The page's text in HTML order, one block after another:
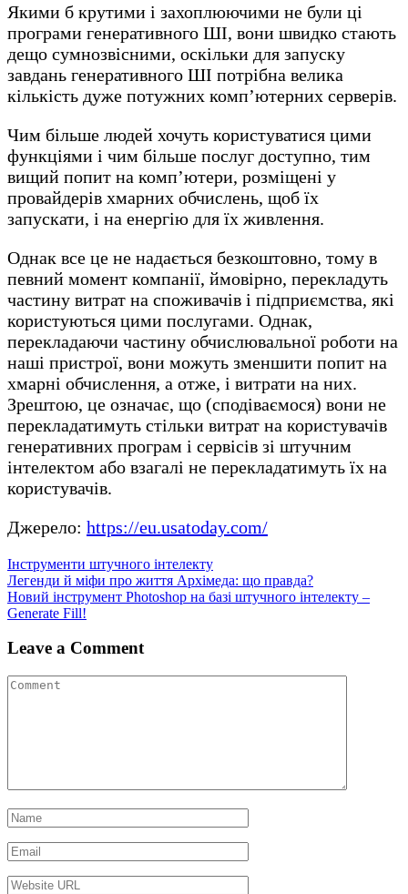
Якими б крутими і захоплюючими не були ці
програми генеративного ШІ, вони швидко стають
дещо сумнозвісними, оскільки для запуску
завдань генеративного ШІ потрібна велика
кількість дуже потужних комп’ютерних серверів.
Чим більше людей хочуть користуватися цими
функціями і чим більше послуг доступно, тим
вищий попит на комп’ютери, розміщені у
провайдерів хмарних обчислень, щоб їх
запускати, і на енергію для їх живлення.
Однак все це не надається безкоштовно, тому в
певний момент компанії, ймовірно, перекладуть
частину витрат на споживачів і підприємства, які
користуються цими послугами. Однак,
перекладаючи частину обчислювальної роботи на
наші пристрої, вони можуть зменшити попит на
хмарні обчислення, а отже, і витрати на них.
Зрештою, це означає, що (сподіваємося) вони не
перекладатимуть стільки витрат на користувачів
генеративних програм і сервісів зі штучним
інтелектом або взагалі не перекладатимуть їх на
користувачів.
Джерело: https://eu.usatoday.com/
Інструменти штучного інтелекту
Навігація
записів
Легенди й міфи про життя Архімеда: що правда?
Новий інструмент Photoshop на базі штучного інтелекту –
Generate Fill!
Leave a Comment